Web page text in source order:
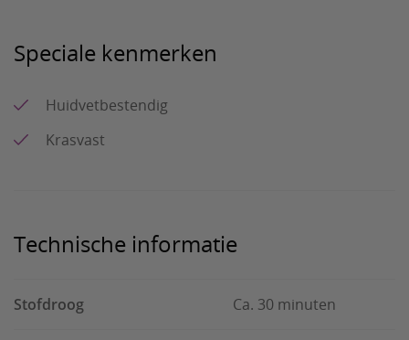
Speciale kenmerken
Huidvetbestendig
Krasvast
Technische informatie
Stofdroog Ca. 30 minuten